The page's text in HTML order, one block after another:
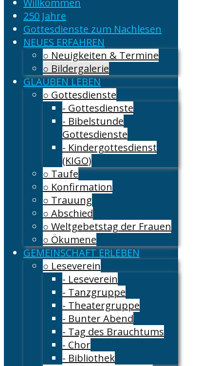
Willkommen
250 Jahre
Gottesdienste zum Nachlesen
NEUES ERFAHREN
○ Neuigkeiten & Termine
○ Bildergalerie
GLAUBEN LEBEN
○ Gottesdienste
- Gottesdienste
- Bibelstunde
Gottesdienste
- Kindergottesdienst
(KIGO)
○ Taufe
○ Konfirmation
○ Trauung
○ Abschied
○ Weltgebetstag der Frauen
○ Ökumene
GEMEINSCHAFT ERLEBEN
○ Leseverein
- Leseverein
- Tanzgruppe
- Theatergruppe
- Bunter Abend
- Tag des Brauchtums
- Chor
- Bibliothek